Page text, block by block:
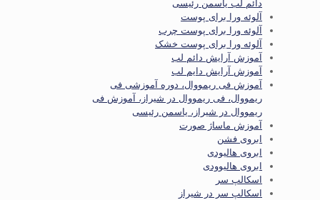
دائم لب یاسمن رئیسی
آلوئه ورا برای پوست
آلوئه ورا برای پوست چرب
آلوئه ورا برای پوست خشک
آموزش آرایش دائم لب
آموزش آرایش دایم لب
آموزش فی ریمووال، دوره آموزشی فی
ریمووال، فی ریمووال در شیراز، آموزش فی
ریمووال در شیراز، یاسمن رئیسی
آموزش ماساژ صورت
ابروی فشن
ابروی هالیودی
ابروی هالیوودی
اسکالپ سر
اسکالپ سر در شیراز